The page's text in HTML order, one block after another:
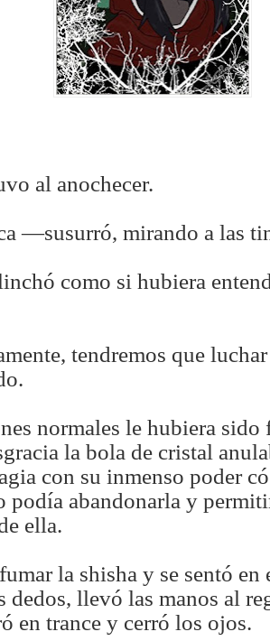
al anochecer.
—susurró, mirando a las
como si hubiera
tendremos que
normales le hubiera sido
la bola de cristal
con su inmenso poder
podía abandonarla y
ella.
la shisha y se sentó en
dedos, llevó las manos al
en trance y cerró los ojos.